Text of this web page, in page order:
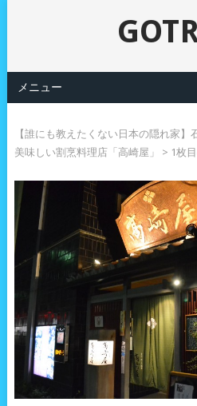
メニュー
【誰にも教えたくない日本の隠れ家
美味しい割烹料理店「高崎屋」
> 1枚